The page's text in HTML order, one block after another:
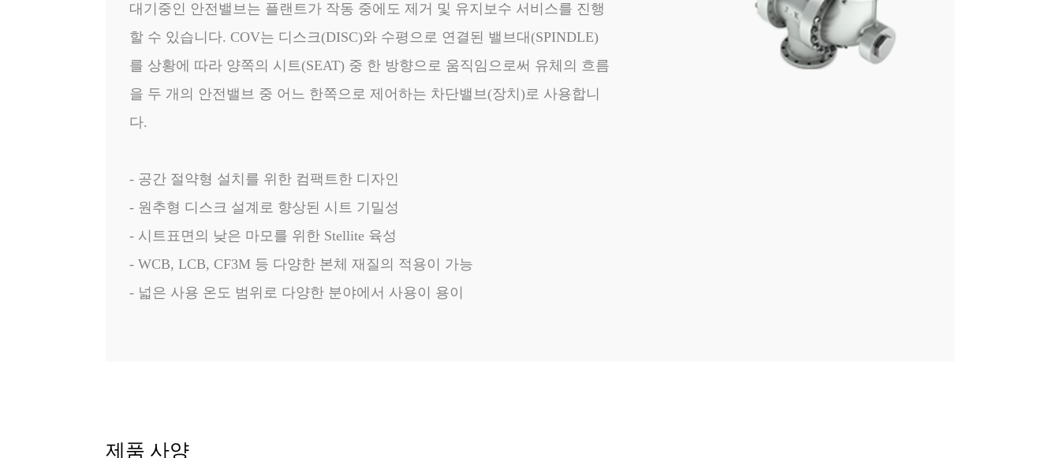
대기중인 안전밸브는 플랜트가 작동 중에도 제거 및 유지보수 서비스를 진행
할 수 있습니다. COV는 디스크(DISC)와 수평으로 연결된 밸브대(SPINDLE)
를 상황에 따라 양쪽의 시트(SEAT) 중 한 방향으로 움직임으로써 유체의 흐름
을 두 개의 안전밸브 중 어느 한쪽으로 제어하는 차단밸브(장치)로 사용합니
다.
- 공간 절약형 설치를 위한 컴팩트한 디자인
- 원추형 디스크 설계로 향상된 시트 기밀성
- 시트표면의 낮은 마모를 위한 Stellite 육성
- WCB, LCB, CF3M 등 다양한 본체 재질의 적용이 가능
- 넓은 사용 온도 범위로 다양한 분야에서 사용이 용이
제품 사양